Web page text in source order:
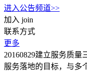
进入公告频道>>
加入 join
联系方式
更多
20160829建立服务质
服务落地的目标，与多